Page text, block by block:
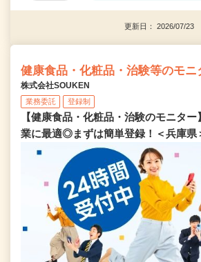
更新日： 2026/07/23
健康食品・化粧品・治験等のモニ
株式会社SOUKEN
業務委託 登録制
【健康食品・化粧品・治験のモニター
業に最適◎まずは簡単登録！＜兵庫県